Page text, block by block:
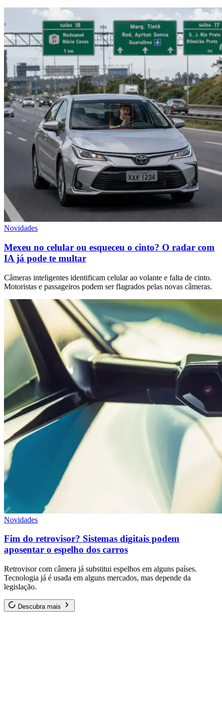
Novidades
Mexeu no celular ou esqueceu o cinto? O radar com
IA já pode te multar
Câmeras inteligentes identificam celular ao volante e falta de cinto.
Motoristas e passageiros podem ser flagrados pelas novas câmeras.
Novidades
Fim do retrovisor? Sistemas digitais podem
aposentar o espelho dos carros
Retrovisor com câmera já substitui espelhos em alguns países.
Tecnologia já é usada em alguns mercados, mas depende da
legislação.
Descubra mais